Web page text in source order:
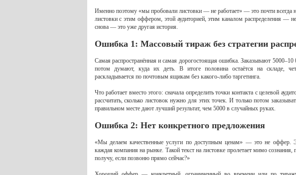
Именно поэтому «мы пробовали листовки — не работает» — это почти
листовки с этим оффером, этой аудиторией, этим каналом распределения —
снова — это уже другая история.
Ошибка 1: Массовый тираж без стратегии
Самая распространённая и самая дорогостоящая ошибка. Заказывают
потом думают, куда их деть. В итоге половина остаётся на складе,
раскладывается по почтовым ящикам без какого-либо таргетинга.
Что работает вместо этого: сначала определить точки контакта с целевой
рассчитать, сколько листовок нужно для этих точек. И только потом
правильном месте дают лучший результат, чем 5000 в случайных руках.
Ошибка 2: Нет конкретного предложения
«Мы делаем качественные услуги по доступным ценам» — это не оффер.
каждая компания на рынке. Такой текст на листовке пролетает мимо
получу, если позвоню прямо сейчас?»